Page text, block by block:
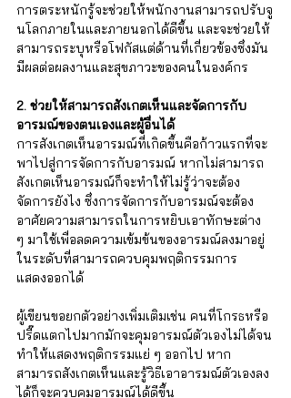
การตระหนักรู้จะช่วยให้พนักงานสามารถปรับจู
นโลกภายในและภายนอกได้ดีขึ้น และจะช่วยให้
สามารถระบุหรือโฟกัสแต่ด้านที่เกี่ยวข้องซึ่งมัน
มีผลต่อผลงานและสุขภาวะของคนในองค์กร
2. ช่วยให้สามารถสังเกตเห็นและจัดการกับ
อารมณ์ของตนเองและผู้อื่นได้
การสังเกตเห็นอารมณ์ที่เกิดขึ้นคือก้าวแรกที่จะ
พาไปสู่การจัดการกับอารมณ์ หากไม่สามารถ
สังเกตเห็นอารมณ์ก็จะทำให้ไม่รู้ว่าจะต้อง
จัดการยังไง ซึ่งการจัดการกับอารมณ์จะต้อง
อาศัยความสามารถในการหยิบเอาทักษะต่าง
ๆ มาใช้เพื่อลดความเข้มข้นของอารมณ์ลงมาอยู่
ในระดับที่สามารถควบคุมพฤติกรรมการ
แสดงออกได้
ผู้เขียนขอยกตัวอย่างเพิ่มเติมเช่น คนที่โกรธหรือ
ปรี๊ดแตกไปมากมักจะคุมอารมณ์ตัวเองไม่ได้จน
ทำให้แสดงพฤติกรรมแย่ ๆ ออกไป หาก
สามารถสังเกตเห็นและรู้วิธีเอาอารมณ์ตัวเองลง
ได้ก็จะควบคุมอารมณ์ได้ดีขึ้น